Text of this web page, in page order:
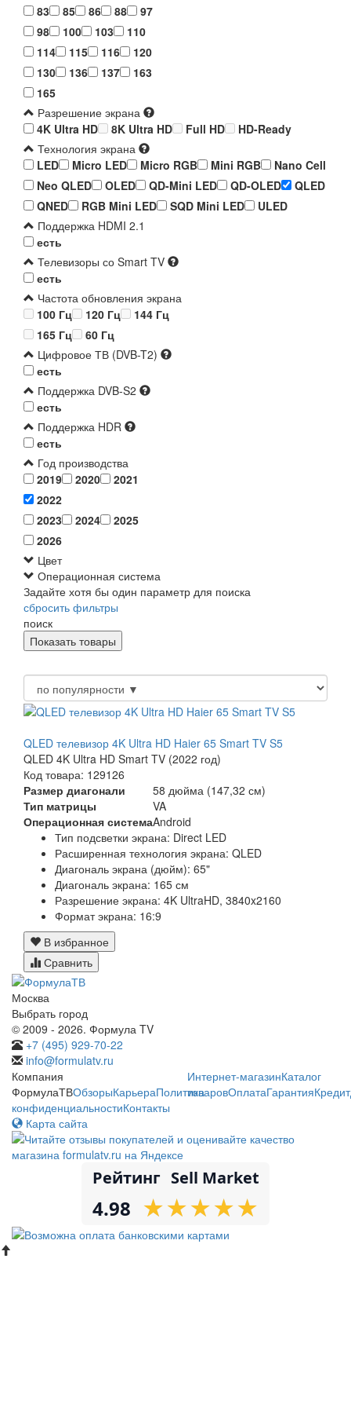
83
85 86 88
97
98
100 103
110
114
115 116
120
130
136 137
163
165
Разрешение экрана
4K Ultra HD
8K Ultra HD Full HD
HD-Ready
Технология экрана
LED
Micro LED Micro RGB Mini RGB
Nano Cell
Neo QLED
OLED QD-Mini LED QD-OLED
QLED
QNED
RGB Mini LED SQD Mini LED
ULED
Поддержка HDMI 2.1
есть
Телевизоры со Smart TV
есть
Частота обновления экрана
100 Гц
120 Гц
144 Гц
165 Гц
60 Гц
Цифровое ТВ (DVB-T2)
есть
Поддержка DVB-S2
есть
Поддержка HDR
есть
Год производства
2019
2020
2021
2022
2023
2024
2025
2026
Цвет
Операционная система
Задайте хотя бы один параметр для поиска
сбросить фильтры
поиск
QLED телевизор 4K Ultra HD Haier 65 Smart TV S5
QLED 4K Ultra HD Smart TV (2022 год)
Код товара: 129126
Размер диагонали
58 дюйма (147,32 см)
Тип матрицы
VA
Операционная системаAndroid
Тип подсветки экрана: Direct LED
Расширенная технология экрана: QLED
Диагональ экрана (дюйм): 65"
Диагональ экрана: 165 см
Разрешение экрана: 4K UltraHD, 3840x2160
Формат экрана: 16:9
В избранное
Сравнить
Москва
Выбрать город
© 2009 - 2026. Формула TV
+7 (495) 929-70-22
info@formulatv.ru
Компания
ФормулаТВОбзорыКарьераПолитика
конфиденциальностиКонтакты
Интернет-магазинКаталог
товаровОплатаГарантияКредит
Карта сайта
Рейтинг Sell Market
4.98 ★
★★
★★
★★
★★
★